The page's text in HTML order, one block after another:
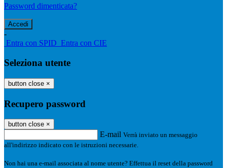
Password dimenticata?
-
Entra con SPID Entra con CIE
Seleziona utente
button close ×
Recupero password
button close ×
E-mail Verrà inviato un messaggio
all'indirizzo indicato con le istruzioni necessarie.
Non hai una e-mail associata al nome utente? Effettua il reset della password